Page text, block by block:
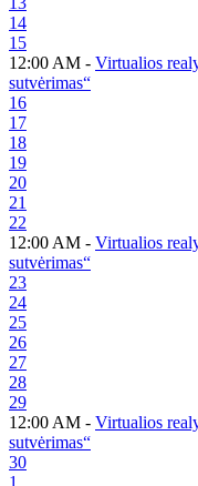
14
15
12:00 AM - Virtualios
sutvėrimas“
16
17
18
19
20
21
22
12:00 AM - Virtualios
sutvėrimas“
23
24
25
26
27
28
29
12:00 AM - Virtualios
sutvėrimas“
30
1